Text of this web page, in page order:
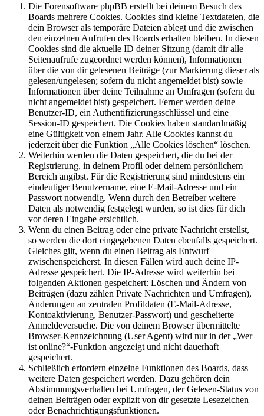
Die Forensoftware phpBB erstellt bei deinem Besuch des
Boards mehrere Cookies. Cookies sind kleine Textdateien, die
dein Browser als temporäre Dateien ablegt und die zwischen
den einzelnen Aufrufen des Boards erhalten bleiben. In diesen
Cookies sind die aktuelle ID deiner Sitzung (damit dir alle
Seitenaufrufe zugeordnet werden können), Informationen
über die von dir gelesenen Beiträge (zur Markierung dieser als
gelesen/ungelesen; sofern du nicht angemeldet bist) sowie
Informationen über deine Teilnahme an Umfragen (sofern du
nicht angemeldet bist) gespeichert. Ferner werden deine
Benutzer-ID, ein Authentifizierungsschlüssel und eine
Session-ID gespeichert. Die Cookies haben standardmäßig
eine Gültigkeit von einem Jahr. Alle Cookies kannst du
jederzeit über die Funktion „Alle Cookies löschen“ löschen.
Weiterhin werden die Daten gespeichert, die du bei der
Registrierung, in deinem Profil oder deinem persönlichem
Bereich angibst. Für die Registrierung sind mindestens ein
eindeutiger Benutzername, eine E-Mail-Adresse und ein
Passwort notwendig. Wenn durch den Betreiber weitere
Daten als notwendig festgelegt wurden, so ist dies für dich
vor deren Eingabe ersichtlich.
Wenn du einen Beitrag oder eine private Nachricht erstellst,
so werden die dort eingegebenen Daten ebenfalls gespeichert.
Gleiches gilt, wenn du einen Beitrag als Entwurf
zwischenspeicherst. In diesen Fällen wird auch deine IP-
Adresse gespeichert. Die IP-Adresse wird weiterhin bei
folgenden Aktionen gespeichert: Löschen und Ändern von
Beiträgen (dazu zählen Private Nachrichten und Umfragen),
Änderungen an zentralen Profildaten (E-Mail-Adresse,
Kontoaktivierung, Benutzer-Passwort) und gescheiterte
Anmeldeversuche. Die von deinem Browser übermittelte
Browser-Kennzeichnung (User Agent) wird nur in der „Wer
ist online?“-Funktion angezeigt und nicht dauerhaft
gespeichert.
Schließlich erfordern einzelne Funktionen des Boards, dass
weitere Daten gespeichert werden. Dazu gehören dein
Abstimmungsverhalten bei Umfragen, der Gelesen-Status von
deinen Beiträgen oder explizit von dir gesetzte Lesezeichen
oder Benachrichtigungsfunktionen.